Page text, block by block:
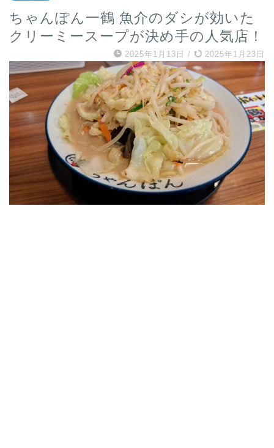
ちゃんぽん一鶴 魚介のダシが効いた
クリーミースープが決め手の人気店！
2025年1月13日 / 2025年1月23日